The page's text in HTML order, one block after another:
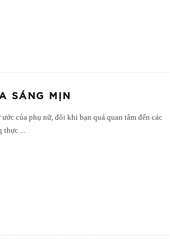
SÁNG MỊN
của phụ nữ, đôi khi bạn quá quan tâm đến các
thực